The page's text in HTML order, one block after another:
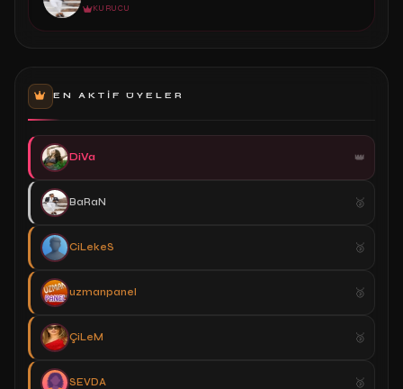
KURUCU
EN AKTIF ÜYELER
DiVa
BaRaN
CiLekeS
uzmanpanel
ÇiLeM
SEVDA